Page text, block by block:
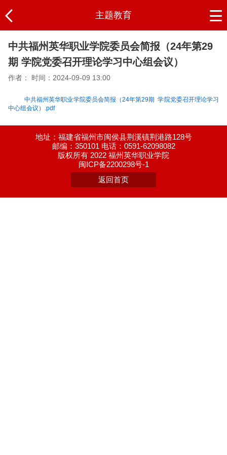
主题教育
中共福州英华职业学院委员会简报（24年第29
期 学院党委召开理论学习中心组会议）
作者： 时间：2024-09-09 13:00
中共福州英华职业学院委员会简报（24年第29期 学院党委召开理论学习
中心组会议）.pdf
地址：福建省福州市闽侯县荆溪镇荆港路128号
邮编：350101 电话：0591-62098082
版权所有 2022 福州英华职业学院
闽ICP备2200298号-1
返回首页